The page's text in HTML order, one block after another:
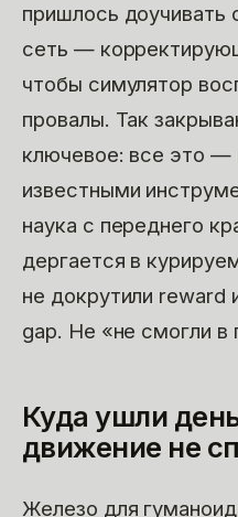
пришлось доучивать
сеть —
чтобы симулятор
провалы. Так
ключевое: все это —
известными
наука с переднего
дергается в
не докрутили reward
gap. Не «не смогли в
Куда ушли
движение не
Железо для